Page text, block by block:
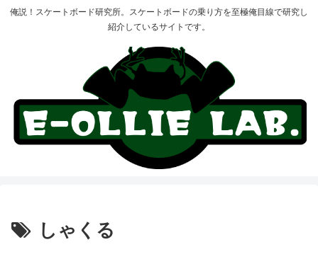
俺説！スケートボード研究所。スケートボードの乗り方を至極俺目線で研究し
紹介しているサイトです。
しゃくる